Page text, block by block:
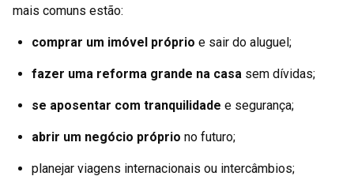
mais comuns estão:
comprar um imóvel próprio e sair do aluguel;
fazer uma reforma grande na casa sem dívidas;
se aposentar com tranquilidade e segurança;
abrir um negócio próprio no futuro;
planejar viagens internacionais ou intercâmbios;